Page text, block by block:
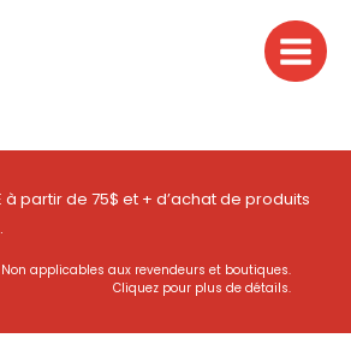
à partir de 75$ et + d’achat de produits
Non applicables aux revendeurs et boutiques.
Cliquez pour plus de détails.